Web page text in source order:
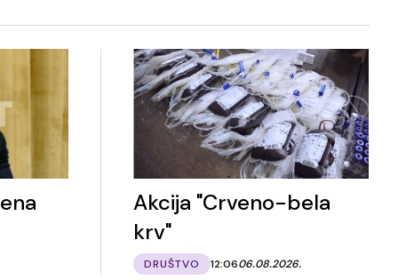
Akcija "Crveno-bela
krv"
DRUŠTVO 12:0606.08.2026.